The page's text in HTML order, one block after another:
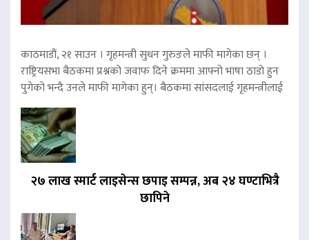
काठमाडौं, २१ साउन । गृहमन्त्री सुधन गुरुङले माफी मागेका छन् ।
राष्ट्रियसभा बैठकमा प्रश्नको जवाफ दिने क्रममा आफ्नो भाषा ठाडो हुन
पुगेको भन्दै उनले माफी मागेका हुन्। बैठकमा सांसदलाई गृहमन्त्रीलाई
२७ लाख स्मार्ट लाइसेन्स छपाइ सम्पन्न, अब २४ घण्टाभित्रै
छापिने